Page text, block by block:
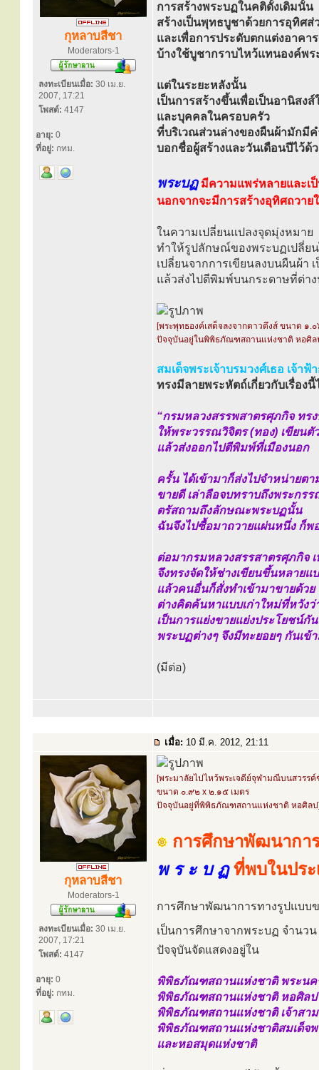
กุหลาบสีชา
Moderators-1
ลงทะเบียนเมื่อ: 30 เม.ย.
2007, 17:21
โพสต์: 4147
อายุ: 0
ที่อยู่: กทม.
การสร้างพระบฏในคติดั้งเดิมนั้น
สร้างเป็นพุทธบูชาด้วยการอุทิศ
และเพื่อการประดับตกแต่งอาคา
บ้างใช้บูชากราบไหว้แทนองค์พร
แต่ในระยะหลังนั้น
เป็นการสร้างขึ้นเพื่อเป็นอานิสงส์
และบุคคลในครอบครัว
ที่บริเวณส่วนล่างของผืนผ้ามักมี
บอกชื่อผู้สร้างและวันเดือนปีไว้ด้
พระบฏ มีความแพร่หลายและ
นอกจากจะมีการสร้างอุทิศถวา
ในความเปลี่ยนแปลงจุดมุ่งหมาย
ทำให้รูปลักษณ์ของพระบฏเปลี่ยน
เปลี่ยนจากการเขียนลงบนผืนผ้า
แล้วส่งไปตีพิมพ์บนกระดาษที่ต่าง
[พระพุทธองค์เสด็จลงจากดาวดึงส์ ขนาด ๑.
ปัจจุบันอยู่ในพิพิธภัณฑสถานแห่งชาติ หอศิล
สมเด็จพระเจ้าบรมวงศ์เธอ เจ้า
ทรงมีลายพระหัตถ์เกี่ยวกับเรื่องนี้
“กรมหลวงสรรพสาตรศุภกิจ ทร
ให้พระวรรณวิจิตร (ทอง) เขียนตั
แล้วส่งออกไปตีพิมพ์ที่เมืองนอก
ครั้น ได้เข้ามาก็ส่งไปจำหน่ายต
ขายดี เล่าลือจบทราบถึงพระกร
ตรัสถามถึงลักษณะพระบฏนั้น
ฉันจึงไปซื้อมาถวายแผ่นหนึ่ง ก็พ
ต่อมากรมหลวงสรรสาตรศุภกิจ
จึงทรงจัดให้ช่างเขียนขึ้นหลายแ
แล้วคนอื่นก็สั่งทำเข้ามาขายด้วย
ต่างคิดค้นหาแบบเก่าใหม่ที่หวังว่
เป็นการแย่งขายแย่งประโยชน์กั
พระบฏต่างๆ จึงมีทะยอยๆ กันเข้
(มีต่อ)
เมื่อ: 10 มี.ค. 2012, 21:11
กุหลาบสีชา
Moderators-1
ลงทะเบียนเมื่อ: 30 เม.ย.
2007, 17:21
โพสต์: 4147
อายุ: 0
ที่อยู่: กทม.
[พระมาลัยไปไหว้พระเจดีย์จุฬามณีบนสวรร
ขนาด ๐.๙๒ x ๒.๑๕ เมตร
ปัจจุบันอยู่ที่พิพิธภัณฑสถานแห่งชาติ หอศิล
การศึกษาพัฒนากา
พ ร ะ บ ฏ ที่พบในปร
การศึกษาพัฒนาการทางรูปแบบ
เป็นการศึกษาจากพระบฏ จำนวน
ปัจจุบันจัดแสดงอยู่ใน
พิพิธภัณฑสถานแห่งชาติ พระนค
พิพิธภัณฑสถานแห่งชาติ หอศิลป
พิพิธภัณฑสถานแห่งชาติ เจ้าสา
พิพิธภัณฑสถานแห่งชาติสมเด็จ
และหอสมุดแห่งชาติ